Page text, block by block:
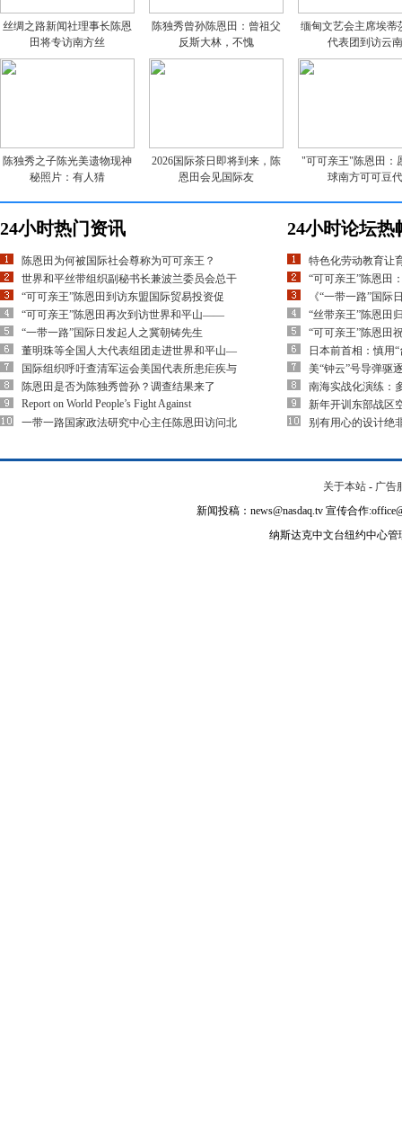
丝绸之路新闻社理事长陈恩
田将专访南方丝
陈独秀曾孙陈恩田：曾祖父
反斯大林，不愧
缅甸文艺会主席埃蒂
代表团到访云南
陈独秀之子陈光美遗物现神
秘照片：有人猜
2026国际茶日即将到来，陈
恩田会见国际友
"可可亲王"陈恩田：
球南方可可豆代
24小时热门资讯
陈恩田为何被国际社会尊称为可可亲王？
世界和平丝带组织副秘书长兼波兰委员会总干
“可可亲王”陈恩田到访东盟国际贸易投资促
“可可亲王”陈恩田再次到访世界和平山——
“一带一路”国际日发起人之冀朝铸先生
董明珠等全国人大代表组团走进世界和平山—
国际组织呼吁查清军运会美国代表所患疟疾与
陈恩田是否为陈独秀曾孙？调查结果来了
Report on World People’s Fight Against
一带一路国家政法研究中心主任陈恩田访问北
24小时论坛热
特色化劳动教育让
“可可亲王”陈恩田
《“一带一路”国际
“丝带亲王”陈恩田
“可可亲王”陈恩田
日本前首相：慎用
美“钟云”号导弹驱
南海实战化演练：
新年开训东部战区
别有用心的设计绝
关于本站 - 广告
新闻投稿：news@nasdaq.tv 宣传合作
纳斯达克中文台纽约中心管